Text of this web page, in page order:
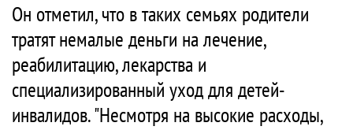
Он отметил, что в таких семьях родители
тратят немалые деньги на лечение,
реабилитацию, лекарства и
специализированный уход для детей-
инвалидов. "Несмотря на высокие расходы,